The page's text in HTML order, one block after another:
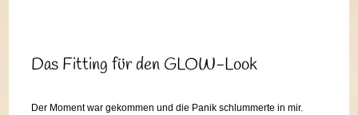
Das Fitting für den GLOW-Look
Der Moment war gekommen und die Panik schlummerte in mir.